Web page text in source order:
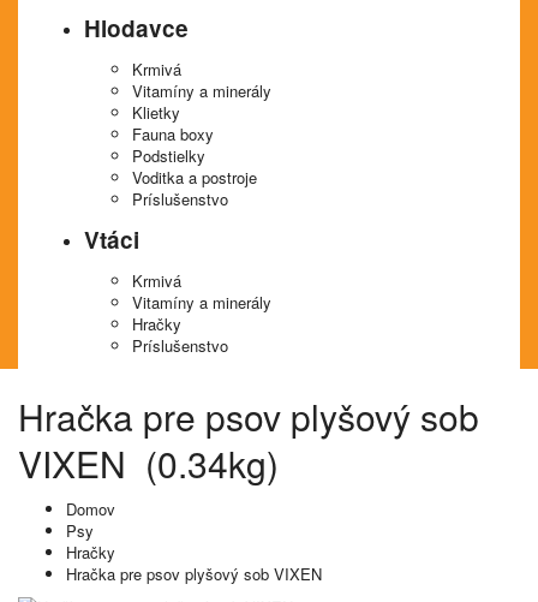
Hlodavce
Krmivá
Vitamíny a minerály
Klietky
Fauna boxy
Podstielky
Voditka a postroje
Príslušenstvo
Vtáci
Krmivá
Vitamíny a minerály
Hračky
Príslušenstvo
Hračka pre psov plyšový sob
VIXEN (0.34kg)
Domov
Psy
Hračky
Hračka pre psov plyšový sob VIXEN